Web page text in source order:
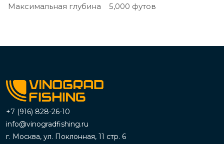
Максимальная глубина 5,000 футов
+7 (916) 828-26-10
info@vinogradfishing.ru
г. Москва, ул. Поклонная, 11 стр. 6